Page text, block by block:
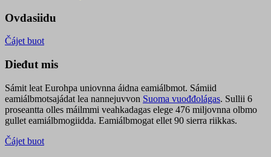
Ovdasiidu
Čájet buot
Dieđut mis
Sámit leat Eurohpa uniovnna áidna eamiálbmot. Sámiid
eamiálbmotsajádat lea nannejuvvon Suoma vuođđolágas. Sullii 6
proseantta olles máilmmi veahkadagas elege 476 miljovnna olbmo
gullet eamiálbmogiidda. Eamiálbmogat ellet 90 sierra riikkas.
Čájet buot